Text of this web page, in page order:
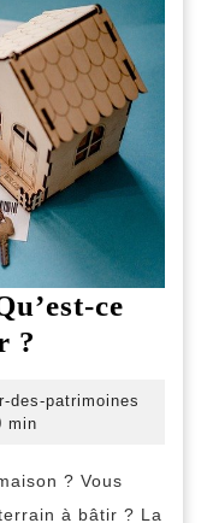
ce
?
terrain
Qu’est-
des-patrimoines
min
? Vous
à bâtir ? La